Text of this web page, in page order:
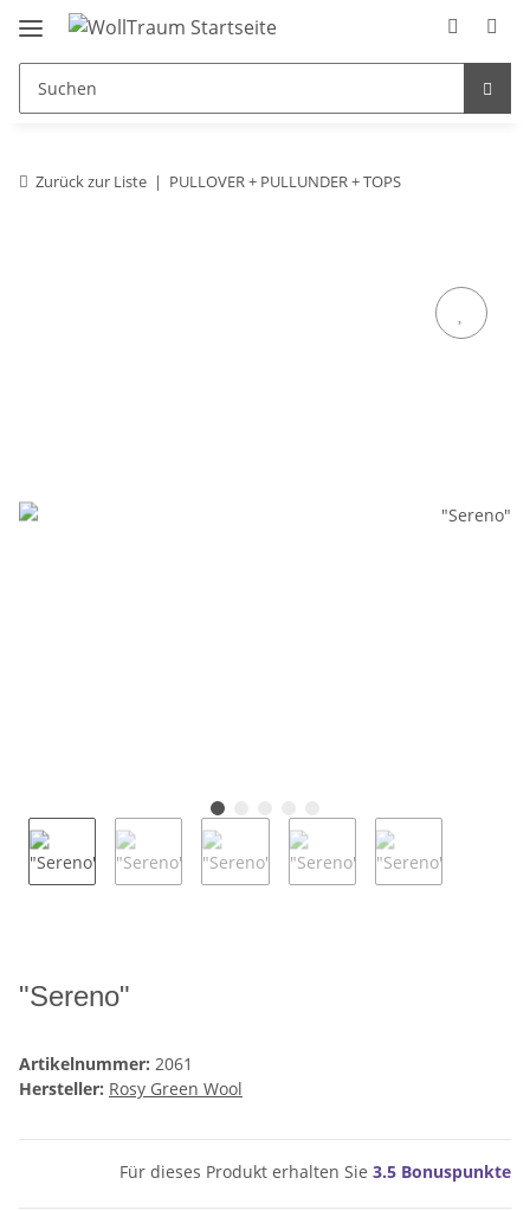
Zurück zur Liste PULLOVER + PULLUNDER + TOPS
"Sereno"
Artikelnummer: 2061
Hersteller: Rosy Green Wool
Für dieses Produkt erhalten Sie 3.5 Bonuspunkte